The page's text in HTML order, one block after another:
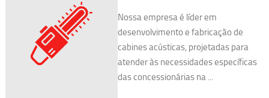
Nossa empresa é líder em
desenvolvimento e fabricação de
cabines acústicas, projetadas para
atender às necessidades específicas
das concessionárias na ...